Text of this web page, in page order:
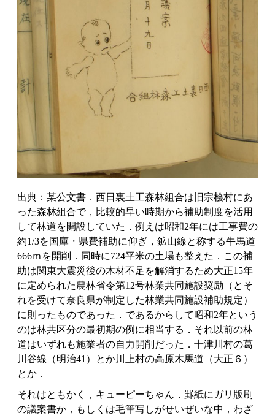
出典：某公文書．西日裏土工森林組合は旧宗桧村にあ
った森林組合で，比較的早い時期から補助制度を活用
して林道を開設していた．例えは昭和2年には工事費の
約1/3を国庫・県費補助に仰ぎ，鉱山線と称する牛馬道
666ｍを開削．同時に724平米の土場も整えた．この補
助は関東大震災後の木材不足を解消するため大正15年
に定められた農林省令第12号林業共同施設奨励（とそ
れを受けて奈良県が制定した林業共同施設補助規定）
に則ったものであった．であるからして昭和2年という
のは林共区分の最初期の例に相当する．それ以前の林
道はいずれも施業者の自力開削だった．十津川村の葛
川谷線（明治41）とか川上村の高原木馬道（大正６）
とか．
それはともかく，キューピーちゃん．罫紙にガリ版刷
の議案書か，もしくは毛筆写しがせいぜいな中，わざ